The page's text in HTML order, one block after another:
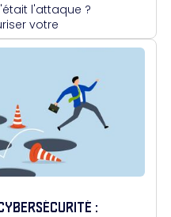
l'attaque ?
votre
: